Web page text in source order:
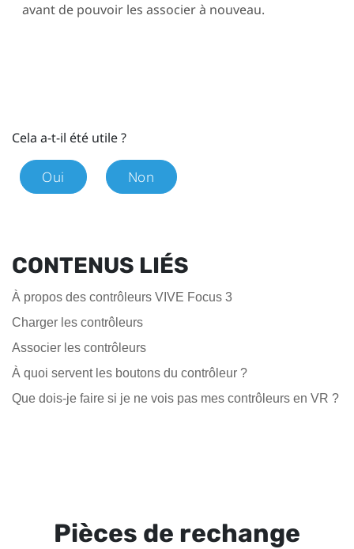
avant de pouvoir les associer à nouveau.
Cela a-t-il été utile ?
Oui Non
CONTENUS LIÉS
À propos des contrôleurs VIVE Focus 3
Charger les contrôleurs
Associer les contrôleurs
À quoi servent les boutons du contrôleur ?
Que dois-je faire si je ne vois pas mes contrôleurs en VR ?
Pièces de rechange